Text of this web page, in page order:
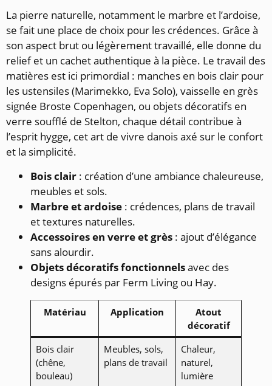
La pierre naturelle, notamment le marbre et l’ardoise,
se fait une place de choix pour les crédences. Grâce à
son aspect brut ou légèrement travaillé, elle donne du
relief et un cachet authentique à la pièce. Le travail des
matières est ici primordial : manches en bois clair pour
les ustensiles (Marimekko, Eva Solo), vaisselle en grès
signée Broste Copenhagen, ou objets décoratifs en
verre soufflé de Stelton, chaque détail contribue à
l’esprit hygge, cet art de vivre danois axé sur le confort
et la simplicité.
Bois clair : création d’une ambiance chaleureuse,
meubles et sols.
Marbre et ardoise : crédences, plans de travail
et textures naturelles.
Accessoires en verre et grès : ajout d’élégance
sans alourdir.
Objets décoratifs fonctionnelsavec des
designs épurés par Ferm Living ou Hay.
Matériau Application
Atout
décoratif
Bois clair
(chêne,
bouleau)
Meubles, sols,
plans de travail
Chaleur,
naturel,
lumière